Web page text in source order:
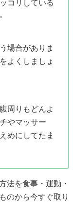
コリしている
場合がありま
よくしましょ
周りもどんよ
やマッサー
めにしてたま
法を食事・運動・
のから今すぐ取り